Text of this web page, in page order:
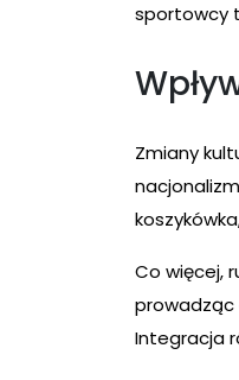
sportowcy
Zmiany
Co więcej,
prowadząc
Integracja